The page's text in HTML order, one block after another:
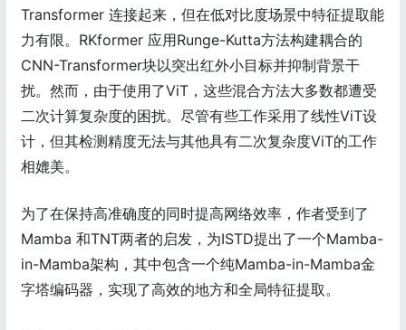
Transformer 连接起来，但在低对比度场景中特征提取能
力有限。RKformer 应用Runge-Kutta方法构建耦合的
CNN-Transformer块以突出红外小目标并抑制背景干
扰。然而，由于使用了ViT，这些混合方法大多数都遭受
二次计算复杂度的困扰。尽管有些工作采用了线性ViT设
计，但其检测精度无法与其他具有二次复杂度ViT的工作
相媲美。
为了在保持高准确度的同时提高网络效率，作者受到了
Mamba 和TNT两者的启发，为ISTD提出了一个Mamba-
in-Mamba架构，其中包含一个纯Mamba-in-Mamba金
字塔编码器，实现了高效的地方和全局特征提取。